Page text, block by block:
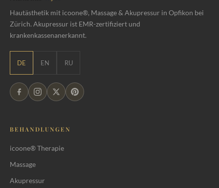
Hautästhetik mit icoone®, Massage & Akupressur in Opfikon bei
Zürich. Akupressur ist EMR-zertifiziert und
krankenkassenanerkannt.
DE EN RU
BEHANDLUNGEN
icoone® Therapie
Massage
Akupressur